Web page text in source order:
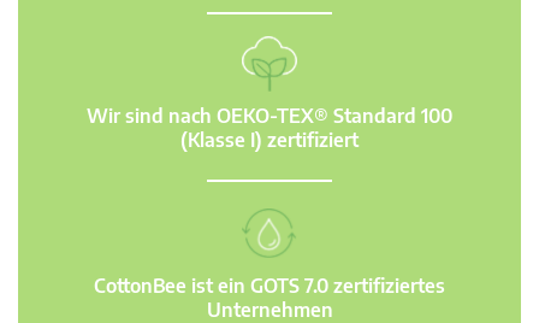
Wir sind nach OEKO-TEX® Standard 100
(Klasse I) zertifiziert
CottonBee ist ein GOTS 7.0 zertifiziertes
Unternehmen